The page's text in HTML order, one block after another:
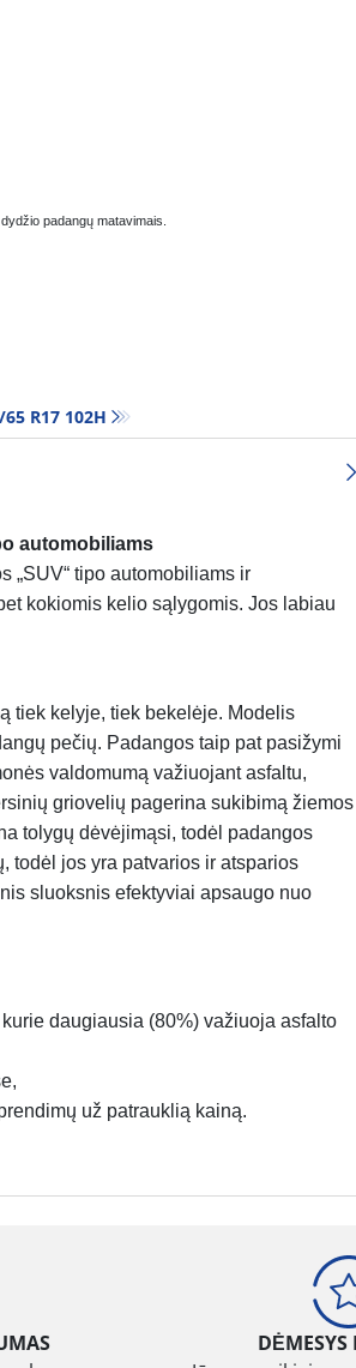
padangų matavimais.
R17 102H
automobiliams
„SUV“ tipo automobiliams ir
kokiomis kelio sąlygomis. Jos labiau
tiek kelyje, tiek bekelėje. Modelis
pečių. Padangos taip pat pasižymi
valdomumą važiuojant asfaltu,
griovelių pagerina sukibimą žiemos
tolygų dėvėjimąsi, todėl padangos
todėl jos yra patvarios ir atsparios
sluoksnis efektyviai apsaugo nuo
daugiausia (80%) važiuoja asfalto
už patrauklią kainą.